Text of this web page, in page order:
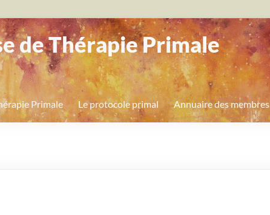
de Thérapie Primale
Primale Le protocole primal Annuaire des membres